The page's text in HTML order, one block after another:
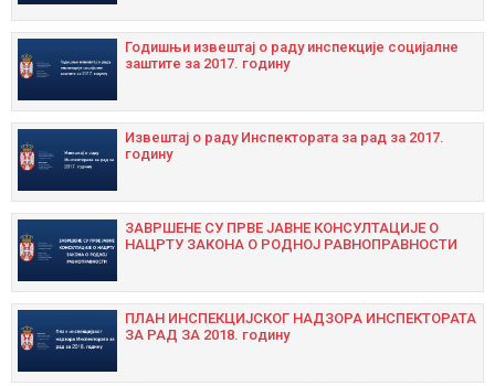
Годишњи извештај о раду инспекције социјалне
заштите за 2017. годину
Извештај о раду Инспектората за рад за 2017.
годину
ЗАВРШЕНЕ СУ ПРВЕ ЈАВНЕ КОНСУЛТАЦИЈЕ О
НАЦРТУ ЗАКОНА О РОДНОЈ РАВНОПРАВНОСТИ
ПЛАН ИНСПЕКЦИЈСКОГ НАДЗОРА ИНСПЕКТОРАТА
ЗА РАД ЗА 2018. годину